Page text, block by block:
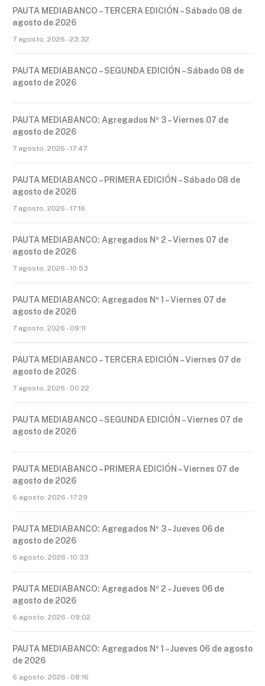
PAUTA MEDIABANCO – TERCERA EDICIÓN – Sábado 08 de
agosto de 2026
7 agosto, 2026 - 23:32
PAUTA MEDIABANCO – SEGUNDA EDICIÓN – Sábado 08 de
agosto de 2026
PAUTA MEDIABANCO: Agregados Nº 3 – Viernes 07 de
agosto de 2026
7 agosto, 2026 - 17:47
PAUTA MEDIABANCO – PRIMERA EDICIÓN – Sábado 08 de
agosto de 2026
7 agosto, 2026 - 17:16
PAUTA MEDIABANCO: Agregados Nº 2 – Viernes 07 de
agosto de 2026
7 agosto, 2026 - 10:53
PAUTA MEDIABANCO: Agregados Nº 1 – Viernes 07 de
agosto de 2026
7 agosto, 2026 - 09:11
PAUTA MEDIABANCO – TERCERA EDICIÓN – Viernes 07 de
agosto de 2026
7 agosto, 2026 - 00:22
PAUTA MEDIABANCO – SEGUNDA EDICIÓN – Viernes 07 de
agosto de 2026
PAUTA MEDIABANCO – PRIMERA EDICIÓN – Viernes 07 de
agosto de 2026
6 agosto, 2026 - 17:29
PAUTA MEDIABANCO: Agregados Nº 3 – Jueves 06 de
agosto de 2026
6 agosto, 2026 - 10:33
PAUTA MEDIABANCO: Agregados Nº 2 – Jueves 06 de
agosto de 2026
6 agosto, 2026 - 09:02
PAUTA MEDIABANCO: Agregados Nº 1 – Jueves 06 de agosto
de 2026
6 agosto, 2026 - 08:16